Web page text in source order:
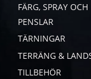
FÄRG, SPRAY OCH
PENSLAR
TÄRNINGAR
TERRÄNG &
TILLBEHÖR